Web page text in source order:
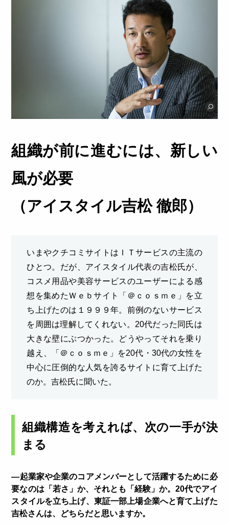
組織が前に進むには、新しい
風が必要
（アイスタイル吉松 徹郎）
いまやクチコミサイトはＩＴサービスの主流の
ひとつ。だが、アイスタイル代表の吉松氏が、
コスメ用品や美容サービスのユーザーによる感
想を集めたＷｅｂサイト「＠ｃｏｓｍｅ」を立
ち上げたのは１９９９年。前例のないサービス
を周囲は理解してくれない。20代だった同氏は
大きな壁にぶつかった。どうやってそれを乗り
越え、「＠ｃｏｓｍｅ」を20代・30代の女性を
中心に圧倒的な人気を誇るサイトに育て上げた
のか。吉松氏に聞いた。
組織構造を考えれば、次の一手が決
まる
―起業家や企業のコアメンバーとして活躍するために必
要なのは「若さ」か、それとも「経験」か。20代でアイ
スタイルを立ち上げ、東証一部上場企業へと育て上げた
吉松さんは、どちらだと思いますか。